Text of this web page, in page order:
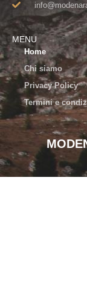
MENU
Home
Chi siamo
Privacy Policy
Termini e